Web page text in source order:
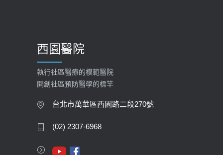
【快速肝癌篩檢MRI】新檢查服務
2026-02-06
大吃大喝、肥胖害到膽囊！膽結石、
膽息肉如何處理？
2023-09-27
西園醫院
執行社區醫療的模範醫院
開創社區預防醫學的標竿
台北市萬華區西園路二段270號
(02) 2307-6968